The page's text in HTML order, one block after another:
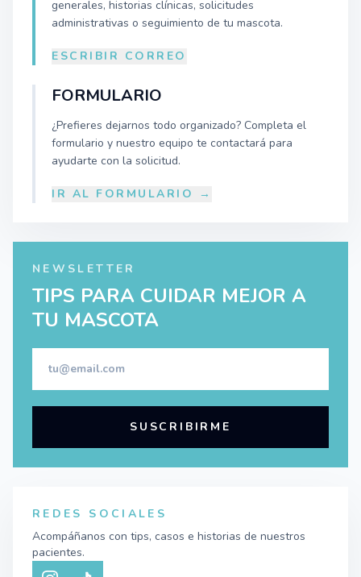
generales, historias clínicas, solicitudes
administrativas o seguimiento de tu mascota.
ESCRIBIR CORREO
FORMULARIO
¿Prefieres dejarnos todo organizado? Completa el
formulario y nuestro equipo te contactará para
ayudarte con la solicitud.
IR AL FORMULARIO →
NEWSLETTER
TIPS PARA CUIDAR MEJOR A
TU MASCOTA
SUSCRIBIRME
REDES SOCIALES
Acompáñanos con tips, casos e historias de nuestros
pacientes.